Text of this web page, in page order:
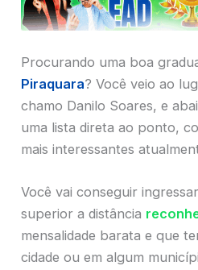
Procurando uma boa
Piraquara? Você veio ao
chamo Danilo Soares, e
uma lista direta ao ponto,
mais interessantes
Você vai conseguir
superior a distância
mensalidade barata e que
cidade ou em algum